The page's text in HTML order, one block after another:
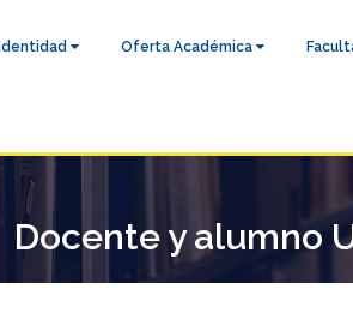
Identidad Oferta Académica
Docente y alumno